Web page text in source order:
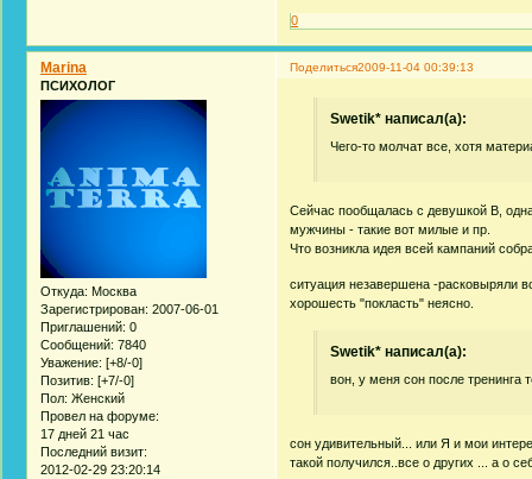
0
Поделиться2009-11-04 00:39:13
Marina
ПСИХОЛОГ
Откуда: Москва
Зарегистрирован: 2007-06-01
Приглашений: 0
Сообщений: 7840
Уважение: [+8/-0]
Позитив: [+7/-0]
Пол: Женский
Провел на форуме:
17 дней 21 час
Последний визит:
2012-02-29 23:20:14
Swetik* написал(а):
Чего-то молчат все, хотя
Сейчас пообщалась с девушкой В,
мужчины - такие вот милые и пр.
Что возникла идея всей кампаний
ситуация незавершена -расковыряли
хорошесть "покласть" неясно.
Swetik* написал(а):
вон, у меня сон после тренинга
сон удивительный... или Я и мои
такой получился..все о других ... а о